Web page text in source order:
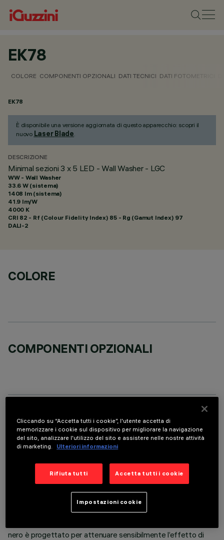
EK78
COLORE COMPONENTI OPZIONALI DATI TECNICI DATI FOTOMETRICI
EK78
È disponibile una versione aggiornata di questo apparecchio: scopri il
nuovo Laser Blade.
DESCRIZIONE
Minimal sezioni 3 x 5 LED - Wall Washer - LGC
WW - Wall Washer
33.6 W (sistema)
1408 lm (sistema)
41.9 lm/W
4000 K
CRI 82 - Rf (Colour Fidelity Index) 85 - Rg (Gamut Index) 97
DALI-2
COLORE
COMPONENTI OPZIONALI
DATI TECNICI
ULTIMO AGGIORNAMENTO: 07/08/2026
LED, specializzato per illuminazione verticale delle pareti. Il
sistema ottico brevettato garantisce un’emissione
omogenea ed efficace sulla parete, evitando zone d’ombra in
nero è progettato per attenuare sensibilmente l’effetto di
Cliccando su “Accetta tutti i cookie”, l'utente accetta di
memorizzare i cookie sul dispositivo per migliorare la navigazione
del sito, analizzare l'utilizzo del sito e assistere nelle nostre attività
di marketing.
Ulteriori informazioni
Rifiuta tutti Accetta tutti i cookie
Impostazioni cookie